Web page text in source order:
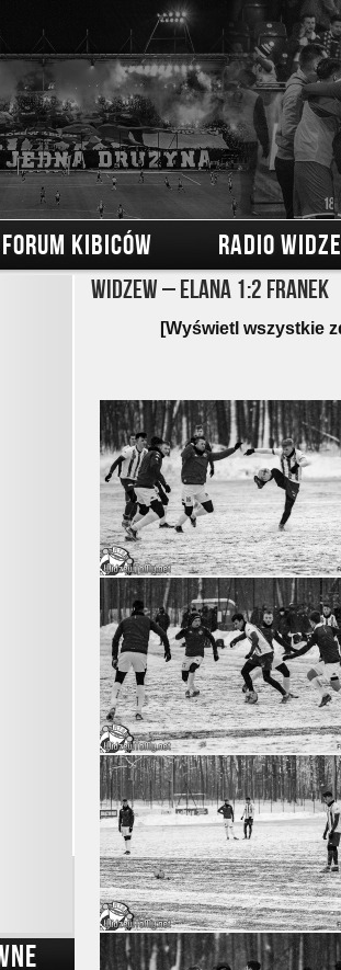
FORUM KIBICÓW RADIO
Widzew – Elana 1:2 Franek
[Wyświetl wszystkie